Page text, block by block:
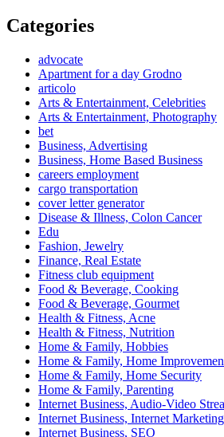
Categories
advocate
Apartment for a day Grodno
articolo
Arts & Entertainment, Celebrities
Arts & Entertainment, Photography
bet
Business, Advertising
Business, Home Based Business
careers employment
cargo transportation
cover letter generator
Disease & Illness, Colon Cancer
Edu
Fashion, Jewelry
Finance, Real Estate
Fitness club equipment
Food & Beverage, Cooking
Food & Beverage, Gourmet
Health & Fitness, Acne
Health & Fitness, Nutrition
Home & Family, Hobbies
Home & Family, Home
Home & Family, Home Security
Home & Family, Parenting
Internet Business, Audio-Video
Internet Business, Internet Marketing
Internet Business, SEO